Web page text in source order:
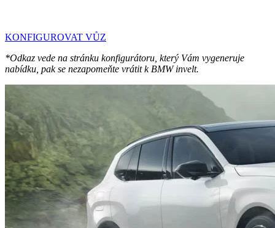
KONFIGUROVAT VŮZ
*Odkaz vede na stránku konfigurátoru, který Vám vygeneruje
nabídku, pak se nezapomeňte vrátit k BMW invelt.